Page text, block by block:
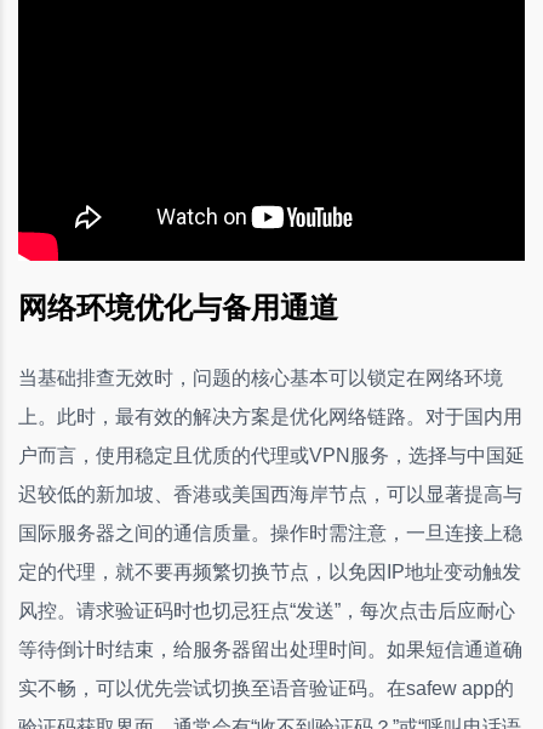
网络环境优化与备用通道
当基础排查无效时，问题的核心基本可以锁定在网络环境
上。此时，最有效的解决方案是优化网络链路。对于国内用
户而言，使用稳定且优质的代理或VPN服务，选择与中国延
迟较低的新加坡、香港或美国西海岸节点，可以显著提高与
国际服务器之间的通信质量。操作时需注意，一旦连接上稳
定的代理，就不要再频繁切换节点，以免因IP地址变动触发
风控。请求验证码时也切忌狂点“发送”，每次点击后应耐心
等待倒计时结束，给服务器留出处理时间。如果短信通道确
实不畅，可以优先尝试切换至语音验证码。在safew app的